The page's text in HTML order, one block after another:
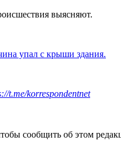
выясняют.
упал с крыши здания.
t.me/korrespondentnet
сообщить об этом